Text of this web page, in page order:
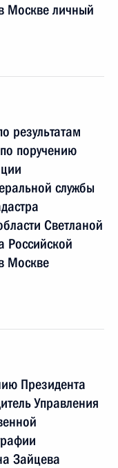
Москве личный
результатам
поручению
службы
Светланой
Российской
Москве
Президента
Управления
Зайцева